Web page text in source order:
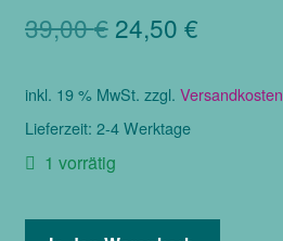
39,00€ Ursprünglicher
war:
39,00 €
24,50 €Aktueller
ist:
inkl. 19 % MwSt. zzgl. Versandkosten
Lieferzeit: 2-4 Werktage
1 vorrätig
Hüfttuch